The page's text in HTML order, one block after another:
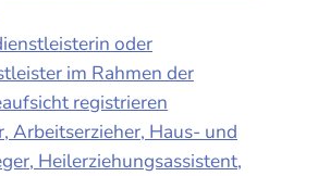
oder
im Rahmen der
registrieren
Arbeitserzieher, Haus- und
Heilerziehungsassistent,